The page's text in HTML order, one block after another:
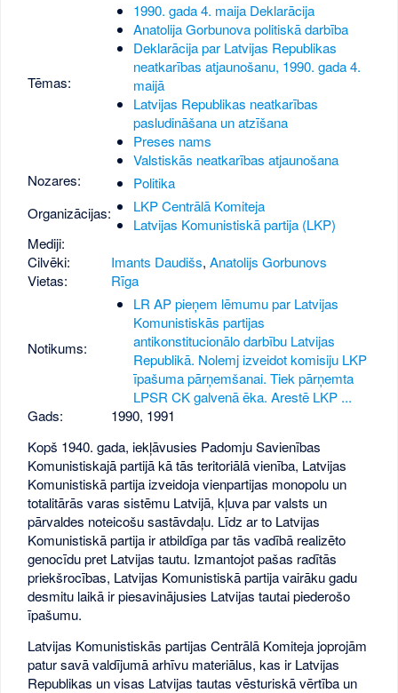
Tēmas:
1990. gada 4. maija Deklarācija
Anatolija Gorbunova politiskā darbība
Deklarācija par Latvijas Republikas
neatkarības atjaunošanu, 1990. gada 4.
maijā
Latvijas Republikas neatkarības
pasludināšana un atzīšana
Preses nams
Valstiskās neatkarības atjaunošana
Nozares:
Politika
Organizācijas:
LKP Centrālā Komiteja
Latvijas Komunistiskā partija (LKP)
Mediji:
Cilvēki:
Imants Daudišs,Anatolijs Gorbunovs
Vietas:
Rīga
Notikums:
LR AP pieņem lēmumu par Latvijas
Komunistiskās partijas
antikonstitucionālo darbību Latvijas
Republikā. Nolemj izveidot komisiju LKP
īpašuma pārņemšanai. Tiek pārņemta
LPSR CK galvenā ēka. Arestē LKP ...
Gads:
1990, 1991
Kopš 1940. gada, iekļāvusies Padomju Savienības
Komunistiskajā partijā kā tās teritoriālā vienība, Latvijas
Komunistiskā partija izveidoja vienpartijas monopolu un
totalitārās varas sistēmu Latvijā, kļuva par valsts un
pārvaldes noteicošu sastāvdaļu. Līdz ar to Latvijas
Komunistiskā partija ir atbildīga par tās vadībā realizēto
genocīdu pret Latvijas tautu. Izmantojot pašas radītās
priekšrocības, Latvijas Komunistiskā partija vairāku gadu
desmitu laikā ir piesavinājusies Latvijas tautai piederošo
īpašumu.
Latvijas Komunistiskās partijas Centrālā Komiteja joprojām
patur savā valdījumā arhīvu materiālus, kas ir Latvijas
Republikas un visas Latvijas tautas vēsturiskā vērtība un